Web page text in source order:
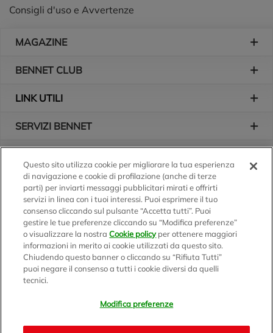
Consigli d'uso e Avvertenze
MAGAZINE
BENNET CLUB
LINK UTILI
SERVIZI BENNET
Logo Bennet
Seguici sui nostri canali
Scarica l'app
Questo sito utilizza cookie per migliorare la tua esperienza
di navigazione e cookie di profilazione (anche di terze
parti) per inviarti messaggi pubblicitari mirati e offrirti
servizi in linea con i tuoi interessi. Puoi esprimere il tuo
consenso cliccando sul pulsante “Accetta tutti”. Puoi
gestire le tue preferenze cliccando su “Modifica preferenze”
o visualizzare la nostraCookie policyper ottenere maggiori
informazioni in merito ai cookie utilizzati da questo sito.
Chiudendo questo banner o cliccando su “Rifiuta Tutti”
puoi negare il consenso a tutti i cookie diversi da quelli
tecnici.
Modifica preferenze